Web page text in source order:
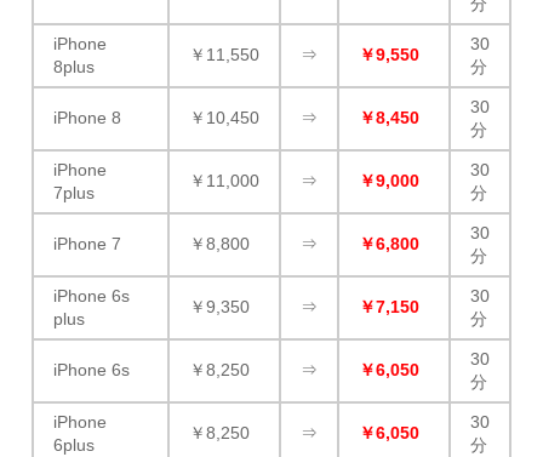
iPhone
8plus
￥11,550 ⇒ ￥9,550
30
分
iPhone 8 ￥10,450 ⇒ ￥8,450
30
分
iPhone
7plus
￥11,000 ⇒ ￥9,000
30
分
iPhone 7 ￥8,800 ⇒ ￥6,800
30
分
iPhone 6s
plus
￥9,350 ⇒ ￥7,150
30
分
iPhone 6s ￥8,250 ⇒ ￥6,050
30
分
iPhone
6plus
￥8,250 ⇒ ￥6,050
30
分